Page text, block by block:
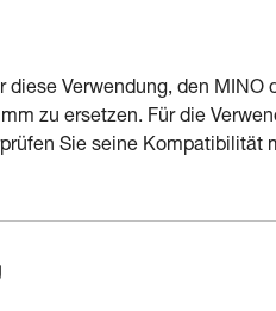
diese Verwendung, den MINO
zu ersetzen. Für die
Sie seine Kompatibilität